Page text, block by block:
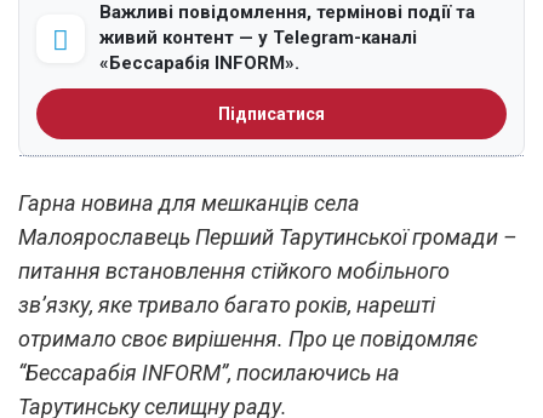
Важливі повідомлення, термінові події та
живий контент — у Telegram-каналі
«Бессарабія INFORM».
Підписатися
Гарна новина для мешканців села
Малоярославець Перший Тарутинської громади –
питання встановлення стійкого мобільного
зв’язку, яке тривало багато років, нарешті
отримало своє вирішення. Про це повідомляє
“Бессарабія INFORM”, посилаючись на
Тарутинську селищну раду.